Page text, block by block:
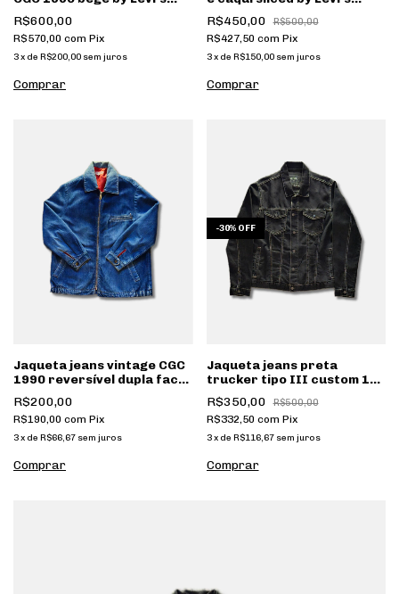
custom 1 de 1 [101]
R$600,00
R$570,00 com Pix
3x de R$200,00 sem juros
custom [161]
R$450,00 R$500,00
R$427,50 com Pix
3 x de R$150,00 sem juros
Jaqueta jeans vintage CGC
1990 reversível dupla face
azul e vermelha [130]
R$200,00
R$190,00 com Pix
3x de R$66,67 sem juros
-30% OFF
Jaqueta jeans preta
trucker tipo III custom 1
de 1 [020]
R$350,00 R$500,00
R$332,50 com Pix
3 x de R$116,67 sem juros